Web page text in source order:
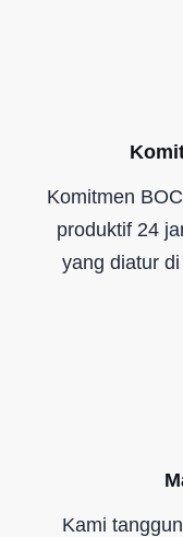
Komitmen
produktif 24
yang diatur
Kami